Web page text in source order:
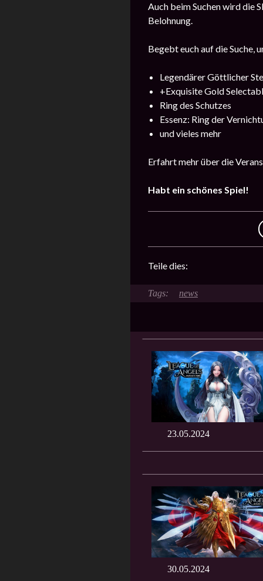
Auch beim Suchen wird die
Belohnung.
Begebt euch auf die Suche,
Legendärer Göttlicher
+Exquisite Gold
Ring des Schutzes
Essenz: Ring der
und vieles mehr
Erfahrt mehr über die
Habt ein schönes Spiel!
Teile dies:
news
23.05.2024
30.05.2024